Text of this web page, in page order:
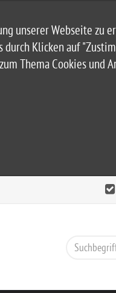
unserer Webseite zu
Klicken auf
Thema Cookies und